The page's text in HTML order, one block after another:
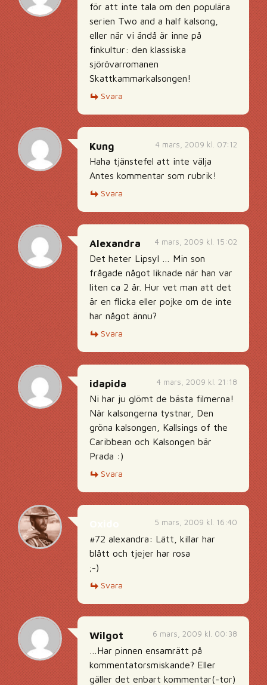
för att inte tala om den populära
serien Two and a half kalsong,
eller när vi ändå är inne på
finkultur: den klassiska
sjörövarromanen
Skattkammarkalsongen!
Svara
4 mars, 2009 kl. 07:12
Kung
Haha tjänstefel att inte välja
Antes kommentar som rubrik!
Svara
4 mars, 2009 kl. 15:02
Alexandra
Det heter Lipsyl … Min son
frågade något liknade när han var
liten ca 2 år. Hur vet man att det
är en flicka eller pojke om de inte
har något ännu?
Svara
4 mars, 2009 kl. 21:18
idapida
Ni har ju glömt de bästa filmerna!
När kalsongerna tystnar, Den
gröna kalsongen, Kallsings of the
Caribbean och Kalsongen bär
Prada :)
Svara
5 mars, 2009 kl. 16:40
#72 alexandra: Lätt, killar har
blått och tjejer har rosa
;-)
Svara
6 mars, 2009 kl. 00:38
Wilgot
…Har pinnen ensamrätt på
kommentatorsmiskande? Eller
gäller det enbart kommentar(-tor)